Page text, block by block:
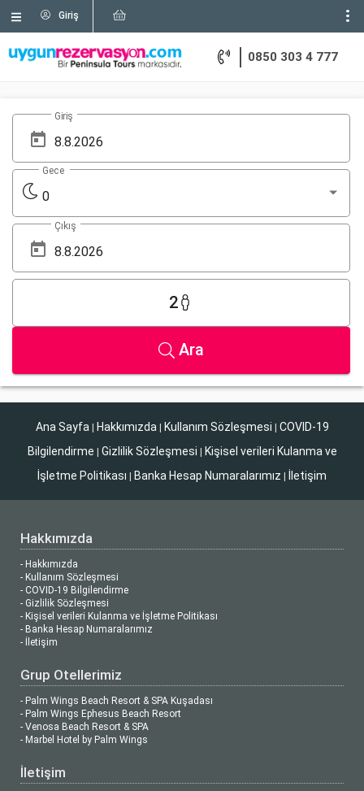
Giriş
0850 303 4 777
Giriş
0
Gece
Çıkış
2
Ara
Ana Sayfa | Hakkımızda | Kullanım Sözleşmesi | COVID-19
Bilgilendirme | Gizlilik Sözleşmesi | Kişisel verileri Kulanma ve
İşletme Politikası | Banka Hesap Numaralarımız | İletişim
Hakkımızda
- Hakkımızda
- Kullanım Sözleşmesi
- COVID-19 Bilgilendirme
- Gizlilik Sözleşmesi
- Kişisel verileri Kulanma ve İşletme Politikası
- Banka Hesap Numaralarımız
- İletişim
Grup Otellerimiz
- Palm Wings Beach Resort & SPA Kuşadası
- Palm Wings Ephesus Beach Resort
- Venosa Beach Resort & SPA
- Marbel Hotel by Palm Wings
İletişim